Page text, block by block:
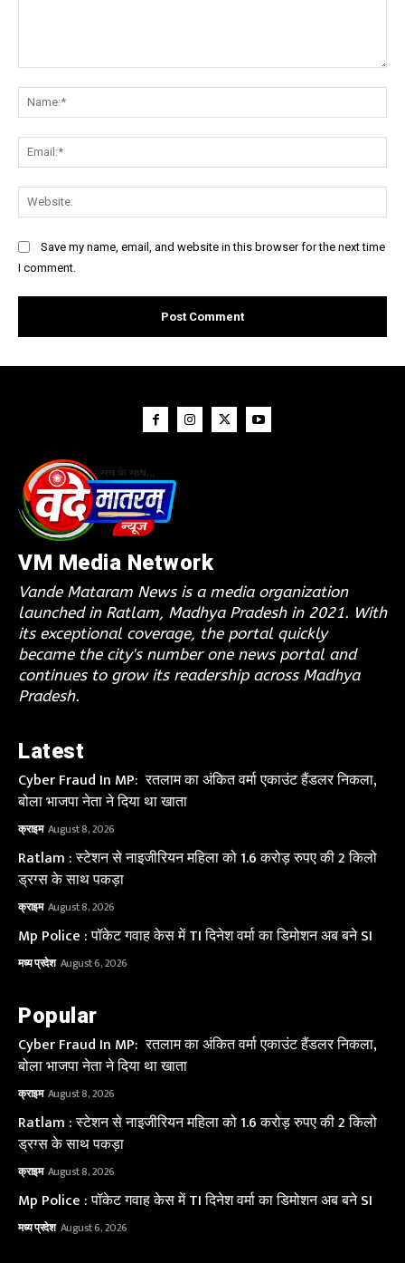
Save my name, email, and website in this browser for the next time
I comment.
VM Media Network
Vande Mataram News is a media organization
launched in Ratlam, Madhya Pradesh in 2021. With
its exceptional coverage, the portal quickly
became the city's number one news portal and
continues to grow its readership across Madhya
Pradesh.
Latest
Cyber Fraud In MP: रतलाम का अंकित वर्मा एकाउंट हैंडलर निकला,
बोला भाजपा नेता ने दिया था खाता
क्राइम August 8, 2026
Ratlam : स्टेशन से नाइजीरियन महिला को 1.6 करोड़ रुपए की 2 किलो
ड्रग्स के साथ पकड़ा
क्राइम August 8, 2026
Mp Police : पॉकेट गवाह केस में TI दिनेश वर्मा का डिमोशन अब बने SI
मध्य प्रदेश August 6, 2026
Popular
Cyber Fraud In MP: रतलाम का अंकित वर्मा एकाउंट हैंडलर निकला,
बोला भाजपा नेता ने दिया था खाता
क्राइम August 8, 2026
Ratlam : स्टेशन से नाइजीरियन महिला को 1.6 करोड़ रुपए की 2 किलो
ड्रग्स के साथ पकड़ा
क्राइम August 8, 2026
Mp Police : पॉकेट गवाह केस में TI दिनेश वर्मा का डिमोशन अब बने SI
मध्य प्रदेश August 6, 2026